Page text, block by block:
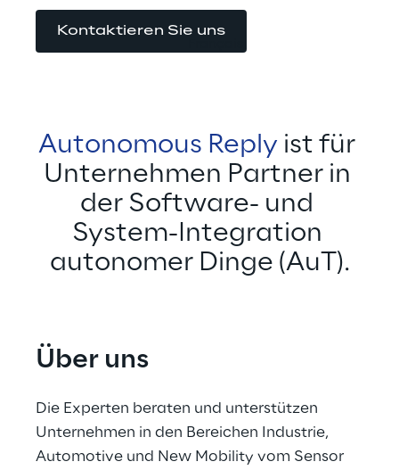
Kontaktieren Sie uns
Autonomous Reply ist für
Unternehmen Partner in
der Software- und
System-Integration
autonomer Dinge (AuT).
Über uns
Die Experten beraten und unterstützen
Unternehmen in den Bereichen Industrie,
Automotive und New Mobility vom Sensor